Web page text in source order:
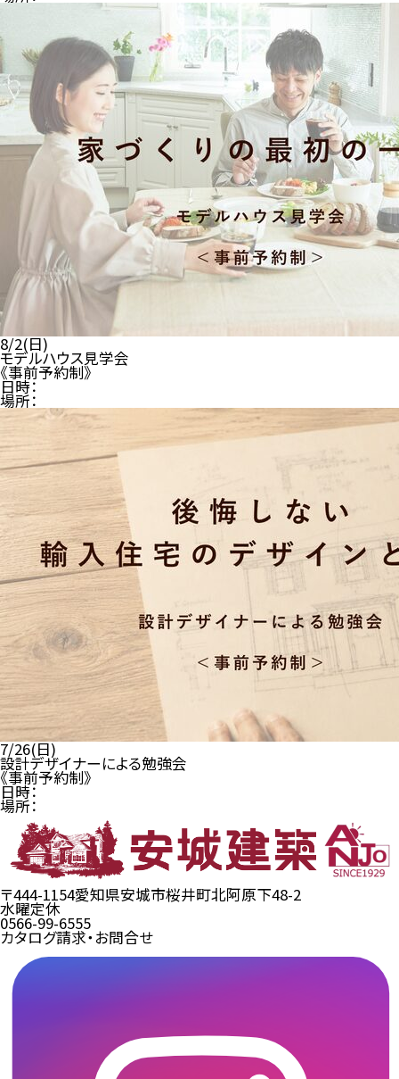
8/2(日)
モデルハウス見学会
《事前予約制》
日時：
場所：
7/26(日)
設計デザイナーによる勉強会
《事前予約制》
日時：
場所：
〒444-1154愛知県安城市桜井町北阿原下48-2
水曜定休
0566-99-6555
カタログ請求・お問合せ